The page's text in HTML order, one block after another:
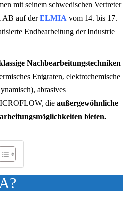
mit seinem schwedischen Vertreter
AB auf derELMIA vom 14. bis 17.
Endbearbeitung der Industrie
Nachbearbeitungstechniken
Entgraten, elektrochemische
abrasives
die außergewöhnliche
bieten.